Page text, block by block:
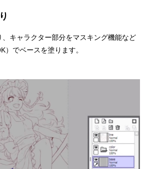
、キャラクター部分をマスキング機能など
）でベースを塗ります。